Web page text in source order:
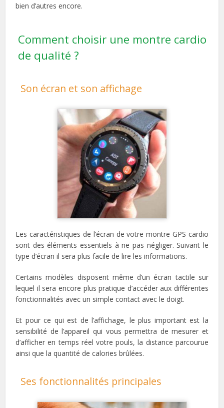
bien d’autres encore.
Comment choisir une montre cardio
de qualité ?
Son écran et son affichage
Les caractéristiques de l’écran de votre montre GPS cardio
sont des éléments essentiels à ne pas négliger. Suivant le
type d’écran il sera plus facile de lire les informations.
Certains modèles disposent même d’un écran tactile sur
lequel il sera encore plus pratique d’accéder aux différentes
fonctionnalités avec un simple contact avec le doigt.
Et pour ce qui est de l’affichage, le plus important est la
sensibilité de l’appareil qui vous permettra de mesurer et
d’afficher en temps réel votre pouls, la distance parcourue
ainsi que la quantité de calories brûlées.
Ses fonctionnalités principales